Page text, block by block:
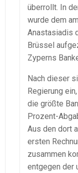
überrollt. In
wurde dem
Anastasiadis
Brüssel
Zyperns
Nach dieser
Regierung
die größte
Prozent-
Aus den dort
ersten
zusammen
entgegen der